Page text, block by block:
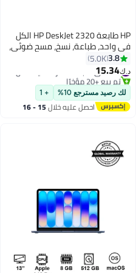
HP طابعة HP DeskJet 2320 الكل
في واحد، طباعة، نسخ، مسح ضوئي،
سرعة الطباعة تصل إلى 7.5 صفحة
في الدقيقة (أبيض)
3.8
5.0K
د.ك‏15.34
تم بيع +20 مؤخرًا
لك رصيد مسترجع 10% + 1
احصل عليه خلال 15 - 16
اغسطس